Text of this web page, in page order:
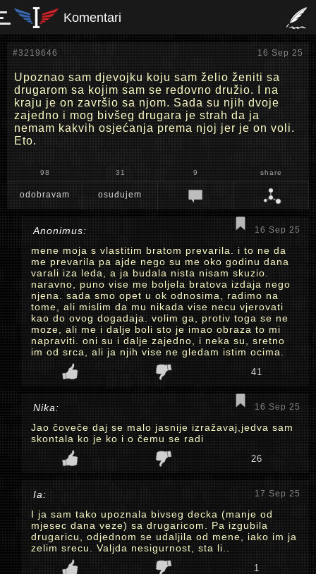
Komentari
#3219646 16 Sep 25
Upoznao sam djevojku koju sam želio ženiti sa
drugarom sa kojim sam se redovno družio. I na
kraju je on završio sa njom. Sada su njih dvoje
zajedno i mog bivšeg drugara je strah da ja
nemam kakvih osjećanja prema njoj jer je on voli.
Eto.
98 31 9 share
odobravam osuđujem
Anonimus: 16 Sep 25
mene moja s vlastitim bratom prevarila. i to ne da
me prevarila pa ajde nego su me oko godinu dana
varali iza leda, a ja budala nista nisam skuzio.
naravno, puno vise me boljela bratova izdaja nego
njena. sada smo opet u ok odnosima, radimo na
tome, ali mislim da mu nikada vise necu vjerovati
kao do ovog dogadaja. volim ga, protiv toga se ne
moze, ali me i dalje boli sto je imao obraza to mi
napraviti. oni su i dalje zajedno, i neka su, sretno
im od srca, ali ja njih vise ne gledam istim ocima.
41
Nika: 16 Sep 25
Jao čoveče daj se malo jasnije izražavaj,jedva sam
skontala ko je ko i o čemu se radi
26
Ia: 17 Sep 25
I ja sam tako upoznala bivseg decka (manje od
mjesec dana veze) sa drugaricom. Pa izgubila
drugaricu, odjednom se udaljila od mene, iako im ja
zelim srecu. Valjda nesigurnost, sta li..
1